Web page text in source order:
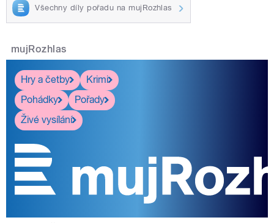
Všechny díly pořadu na mujRozhlas
mujRozhlas
Hry a četby
Krimi
Pohádky
Pořady
Živé vysílání